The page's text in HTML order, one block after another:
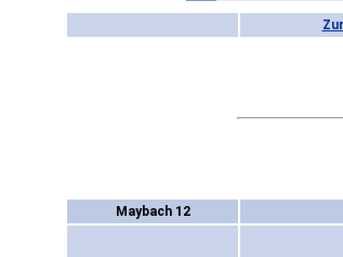
Maybach 12